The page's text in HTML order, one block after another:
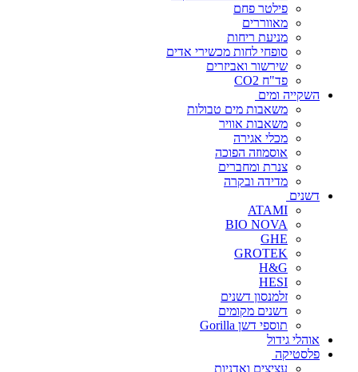
פילטר פחם
מאווררים
מניעת ריחות
סופחי לחות מכשירי אדים
שירשור ואביזרים
פד"ח CO2
השקייה ומים
משאבות מים טבולות
משאבות אוויר
מכלי אגירה
אוסמוזה הפוכה
צנרת ומחברים
מדידה ובקרה
דשנים
ATAMI
BIO NOVA
GHE
GROTEK
H&G
HESI
זלמנסון דשנים
דשנים מקומים
תוספי דשן Gorilla
אוהלי גידול
פלסטיקה
עציצים ואדניות